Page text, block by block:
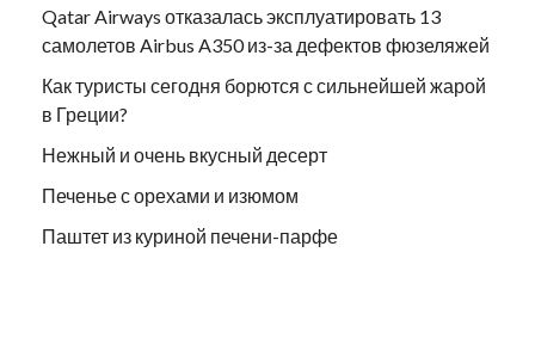
Qatar Airways отказалась эксплуатировать 13
самолетов Airbus A350 из-за дефектов фюзеляжей
Как туристы сегодня борются с сильнейшей жарой
в Греции?
Нежный и очень вкусный десерт
Печенье с орехами и изюмом
Паштет из куриной печени-парфе